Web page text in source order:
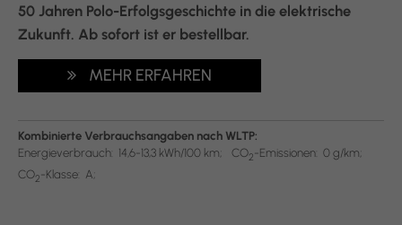
50 Jahren Polo-Erfolgsgeschichte in die elektrische
Zukunft. Ab sofort ist er bestellbar.
MEHR ERFAHREN
Kombinierte Verbrauchsangaben nach WLTP:
Energieverbrauch: 14,6-13,3 kWh/100 km; CO2-Emissionen: 0 g/km;
CO2-Klasse: A;